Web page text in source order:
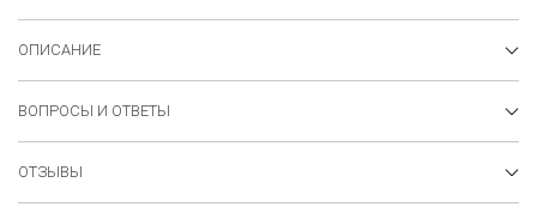
ОПИСАНИЕ
ВОПРОСЫ И ОТВЕТЫ
ОТЗЫВЫ